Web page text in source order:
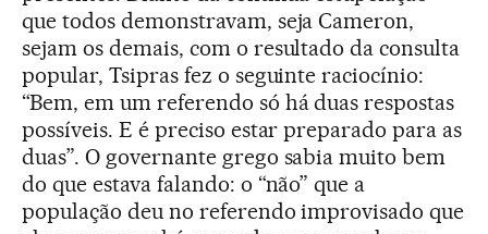
que todos demonstravam, seja Cameron,
sejam os demais, com o resultado da consulta
popular, Tsipras fez o seguinte raciocínio:
“Bem, em um referendo só há duas respostas
possíveis. E é preciso estar preparado para as
duas”. O governante grego sabia muito bem
do que estava falando: o “não” que a
população deu no referendo improvisado que